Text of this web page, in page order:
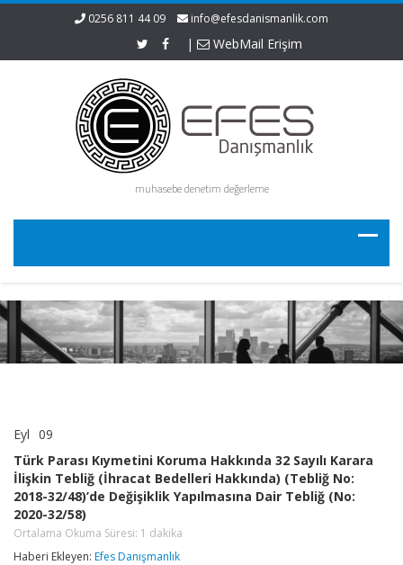
0256 811 44 09 info@efesdanismanlik.com
| WebMail Erişim
muhasebe denetim değerleme
Eyl 09
Kıymetini
Koruma
Hakkında
32
Sayılı
Karara
İlişkin
Türk Parası Kıymetini Koruma Hakkında 32 Sayılı Karara
İlişkin Tebliğ (İhracat Bedelleri Hakkında) (Tebliğ No:
2018-32/48)’de Değişiklik Yapılmasına Dair Tebliğ (No:
2020-32/58)
Ortalama Okuma Süresi: 1 dakika
Haberi Ekleyen: Efes Danışmanlık